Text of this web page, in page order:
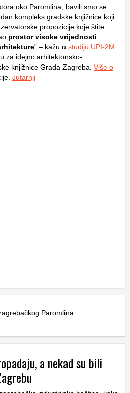
oko Paromlina, bavili smo se
kompleks gradske knjižnice koji
propozicije koje štite
prostor visoke vrijednosti
” – kažu u studiju UPI-2M
za idejno arhitektonsko-
knjižnice Grada Zagreba. Više o
Jutarnji
Paromlina
a nekad su bili